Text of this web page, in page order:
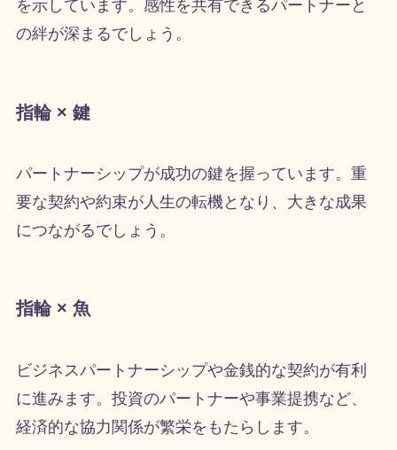
を示しています。感性を共有できるパートナーと
の絆が深まるでしょう。
指輪 × 鍵
パートナーシップが成功の鍵を握っています。重
要な契約や約束が人生の転機となり、大きな成果
につながるでしょう。
指輪 × 魚
ビジネスパートナーシップや金銭的な契約が有利
に進みます。投資のパートナーや事業提携など、
経済的な協力関係が繁栄をもたらします。